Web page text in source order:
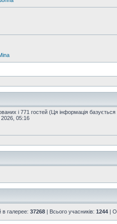
і 771 гостей (Ця інформація
2026, 05:16
в галерее: 37268 | Всього учасників: 1244 |